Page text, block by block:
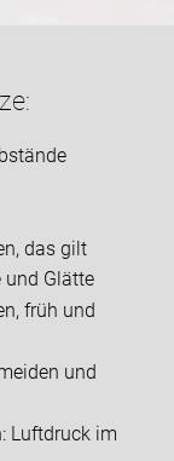
das gilt
und Glätte
früh und
und
Luftdruck im